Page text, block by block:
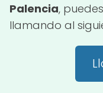
Palencia,
llamando al